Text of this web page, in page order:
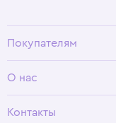
Покупателям
Условия возврата
О нас
Программа лояльности
Контакты